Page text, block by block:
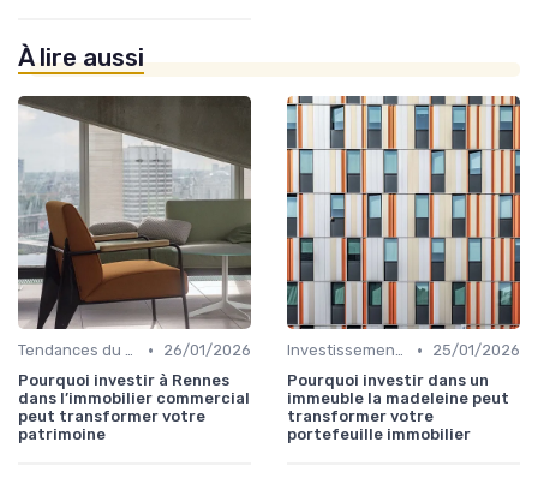
À lire aussi
Tendances du Marché Immobilier Commercial •
26/01/2026
Pourquoi investir à Rennes
dans l’immobilier commercial
peut transformer votre
patrimoine
Investissements Immobiliers Stratégiques •
25/01/2026
Pourquoi investir dans un
immeuble la madeleine peut
transformer votre
portefeuille immobilier